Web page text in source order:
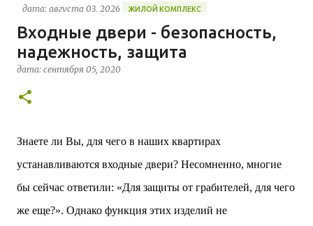
дата: августа 03, 2026 ЖИЛОЙ КОМПЛЕКС
В марте 2026 года в Монпелье завершилось
строительство знакового жилого комплекса
«Jardins Secrets» от бюро Vincent Callebaut
территории бывшей пехотной школы (EAI) в
исторический контекст. Комплекс состоит из
— социального назначения, общая площадь 5 364
м²) и «Opale & Sens» (38 квартир, включая 11
113 жилых единиц спроектированы с учетом
Входные двери - безопасность,
надежность, защита
дата: сентября 05, 2020
Знаете ли Вы, для чего в наших квартирах
устанавливаются входные двери? Несомненно, многие
бы сейчас ответили: «Для защиты от грабителей, для чего
же еще?». Однако функция этих изделий не